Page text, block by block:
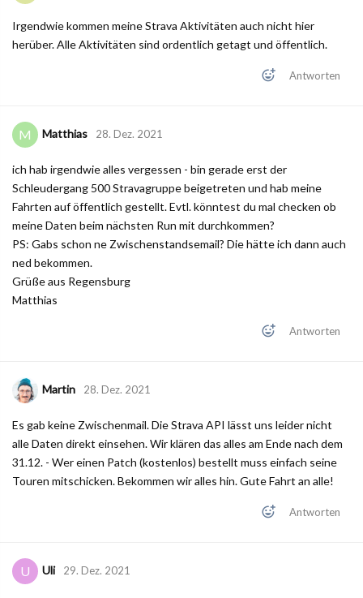
Irgendwie kommen meine Strava Aktivitäten auch nicht hier
herüber. Alle Aktivitäten sind ordentlich getagt und öffentlich.
Antworten
M Matthias 28. Dez. 2021
ich hab irgendwie alles vergessen - bin gerade erst der
Schleudergang 500 Stravagruppe beigetreten und hab meine
Fahrten auf öffentlich gestellt. Evtl. könntest du mal checken ob
meine Daten beim nächsten Run mit durchkommen?
PS: Gabs schon ne Zwischenstandsemail? Die hätte ich dann auch
ned bekommen.
Grüße aus Regensburg
Matthias
Antworten
Martin 28. Dez. 2021
Es gab keine Zwischenmail. Die Strava API lässt uns leider nicht
alle Daten direkt einsehen. Wir klären das alles am Ende nach dem
31.12. - Wer einen Patch (kostenlos) bestellt muss einfach seine
Touren mitschicken. Bekommen wir alles hin. Gute Fahrt an alle!
Antworten
U Uli 29. Dez. 2021